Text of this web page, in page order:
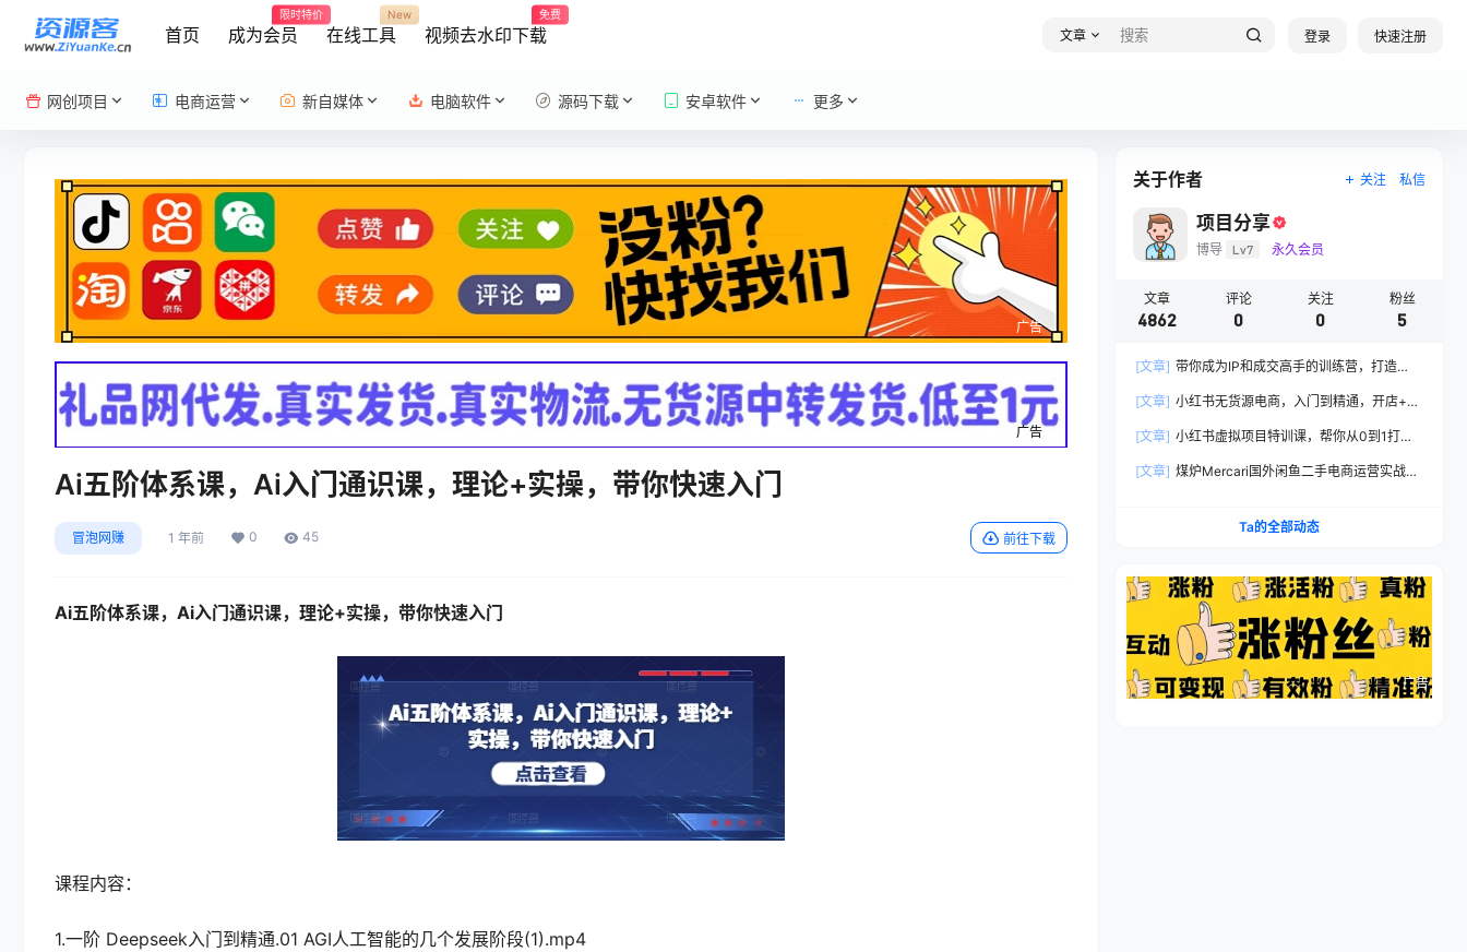
首页 成为会员
限时特价
在线工具
New
视频去水印下载
免费
文章 登录 快速注册
网创项目 电商运营 新自媒体 电脑软件 源码下载 安卓软件 更多
广告
广告
Ai五阶体系课，Ai入门通识课，理论+实操，带你快速入门
冒泡网赚 1 年前 0 45 前往下载
Ai五阶体系课，Ai入门通识课，理论+实操，带你快速入门
课程内容：
1.一阶 Deepseek入门到精通.01 AGI人工智能的几个发展阶段(1).mp4
关于作者 关注 私信
项目分享
博导 Lv7 永久会员
文章
4862
评论
0
关注
0
粉丝
5
[文章] 带你成为IP和成交高手的训练营，打造
[文章] 小红书无货源电商，入门到精通，开店+选
[文章] 小红书虚拟项目特训课，帮你从0到1打造
[文章] 煤炉Mercari国外闲鱼二手电商运营实战全
Ta的全部动态
广告